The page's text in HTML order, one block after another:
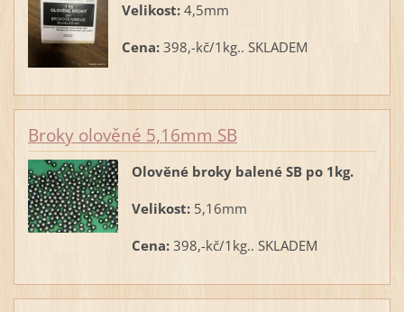
Velikost: 4,5mm
Cena: 398,-kč/1kg.. SKLADEM
Broky olověné 5,16mm SB
Olověné broky balené SB po 1kg.
Velikost: 5,16mm
Cena: 398,-kč/1kg.. SKLADEM